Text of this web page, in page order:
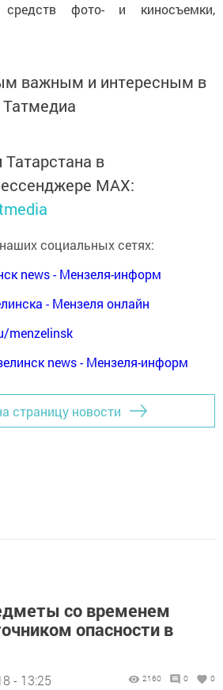
средств фото- и киносъемки,
важным и интересным в
Татмедиа
Татарстана в
MАХ:
социальных сетях:
news - Мензеля-информ
- Мензеля онлайн
menzelinsk
news - Мензеля-информ
страницу новости
со временем
опасности в
- 13:25 2160 0 0